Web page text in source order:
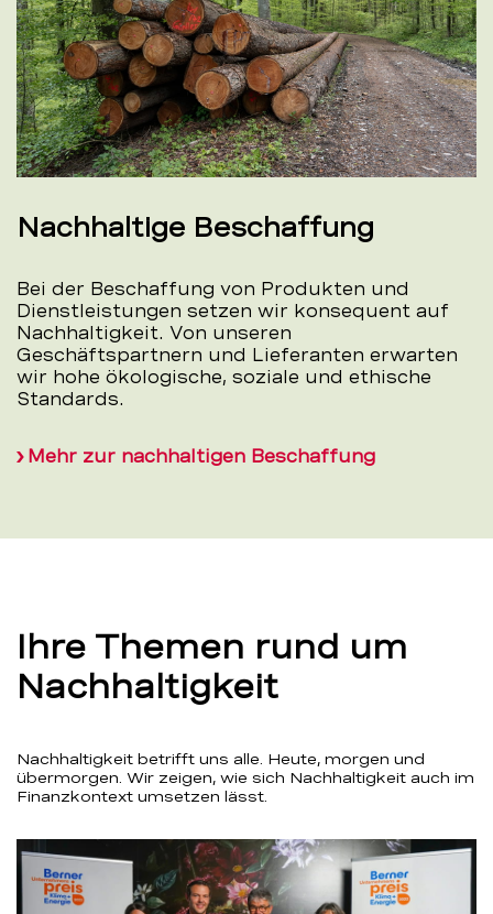
Nachhaltige Beschaffung
Bei der Beschaffung von Produkten und
Dienstleistungen setzen wir konsequent auf
Nachhaltigkeit. Von unseren
Geschäftspartnern und Lieferanten erwarten
wir hohe ökologische, soziale und ethische
Standards.
Mehr zur nachhaltigen Beschaffung
Ihre Themen rund um
Nachhaltigkeit
Nachhaltigkeit betrifft uns alle. Heute, morgen und
übermorgen. Wir zeigen, wie sich Nachhaltigkeit auch im
Finanzkontext umsetzen lässt.